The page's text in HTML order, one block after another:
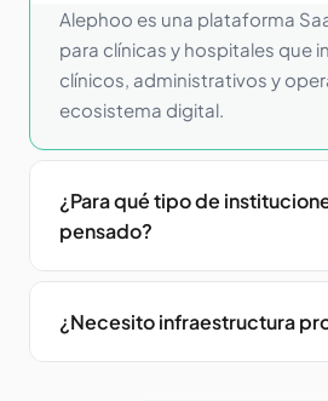
Alephoo es una plataforma
para clínicas y hospitales que
clínicos, administrativos y
ecosistema digital.
¿Para qué tipo de
pensado?
Alephoo está pensado para
redes de centros de salud,
¿Necesito infraestructura